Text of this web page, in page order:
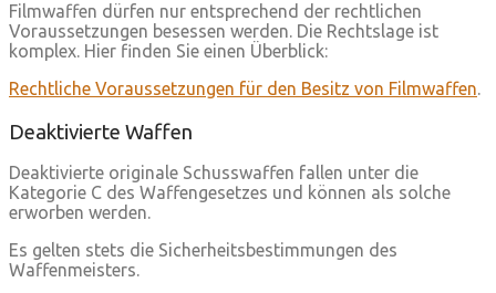
Filmwaffen dürfen nur entsprechend der rechtlichen
Voraussetzungen besessen werden. Die Rechtslage ist
komplex. Hier finden Sie einen Überblick:
Rechtliche Voraussetzungen für den Besitz von Filmwaffen.
Deaktivierte Waffen
Deaktivierte originale Schusswaffen fallen unter die
Kategorie C des Waffengesetzes und können als solche
erworben werden.
Es gelten stets die Sicherheitsbestimmungen des
Waffenmeisters.